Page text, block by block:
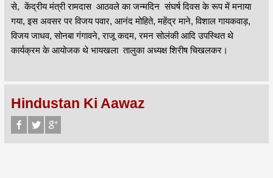
से, केंद्रीय मंत्री रामदास आठवले का जन्मदिन संघर्ष दिवस के रूप में मनाया
गया, इस अवसर पर विजय पवार, आनंद मोहिते, महेंद्र माने, विशाल गायकवाड़,
विजय जाधव, सोनबा गंगावने, राजू कदम, रमन सोलंकी आदि उपस्थित थे
कार्यक्रम के आयोजक थे भायखला तालुका अध्यक्ष शिरीष चिखलकर।
Hindustan Ki Aawaz